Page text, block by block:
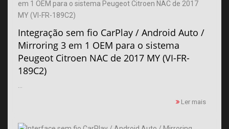
Integração sem fio CarPlay / Android Auto /
Mirroring 3 em 1 OEM para o sistema
Peugeot Citroen NAC de 2017 MY (VI-FR-
189C2)
Ler mais